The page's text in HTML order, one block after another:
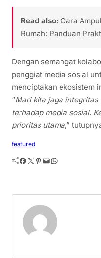
Read also: Cara
Rumah: Panduan
Dengan semangat
penggiat media sosial
menciptakan ekosistem
“Mari kita jaga
terhadap media sosial.
prioritas utama,”
featured
Facebook Twitter Pinterest Mail WhatsApp